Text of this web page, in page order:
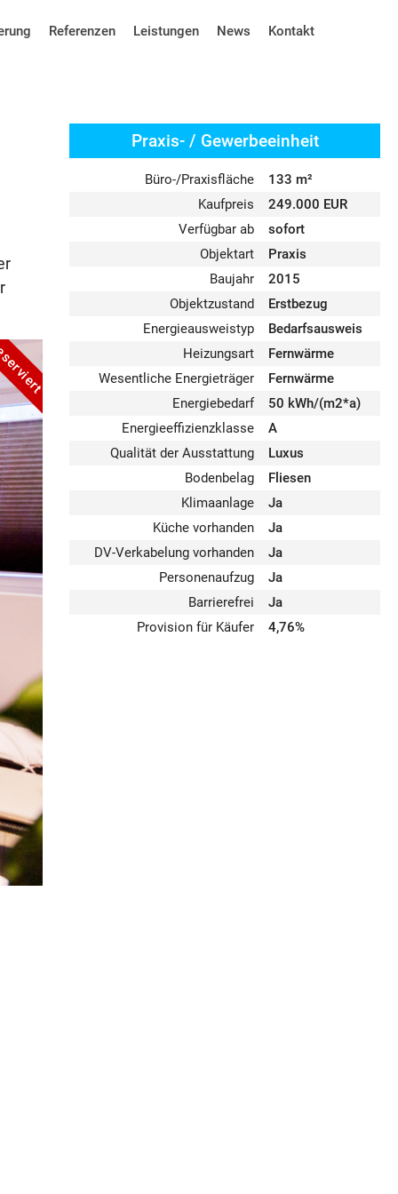
Referenzen Leistungen News Kontakt
Praxis- / Gewerbeeinheit
Büro-/Praxisfläche
133 m²
Kaufpreis
249.000 EUR
Verfügbar ab
sofort
Objektart
Praxis
Baujahr
2015
Objektzustand
Erstbezug
Energieausweistyp
Bedarfsausweis
Heizungsart
Fernwärme
Wesentliche Energieträger
Fernwärme
Energiebedarf
50 kWh/(m2*a)
Energieeffizienzklasse
A
Qualität der Ausstattung
Luxus
Bodenbelag
Fliesen
Klimaanlage
Ja
Küche vorhanden
Ja
DV-Verkabelung vorhanden
Ja
Personenaufzug
Ja
Barrierefrei
Ja
Provision für Käufer
4,76%